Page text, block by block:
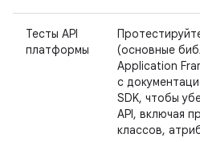
Тесты API
платформы
(основные
Application
с
SDK, чтобы
API, включая
классов,